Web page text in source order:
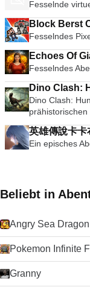
Fesselnde
Block Berst
Fesselndes
Echoes Of
Fesselndes
Dino Clash:
英雄傳說卡卡
Ein episches
Beliebt in
Angry Sea Dragon
Pokemon Infinite
Granny